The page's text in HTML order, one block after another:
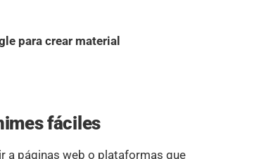
para crear material
fáciles
a páginas web o plataformas que